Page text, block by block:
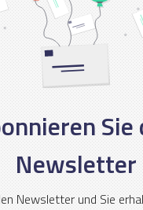
Sie
Newsletter
Newsletter und Sie